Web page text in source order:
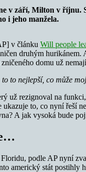
v září, Milton v říjnu.
i jeho manžela.
v článku Will people
druhým hurikánem.
domu už
to nejlepší, co může
už rezignoval na
ukazuje to, co nyní řeší
A jak vysoká bude
podle AP nyní
americký stát postihly